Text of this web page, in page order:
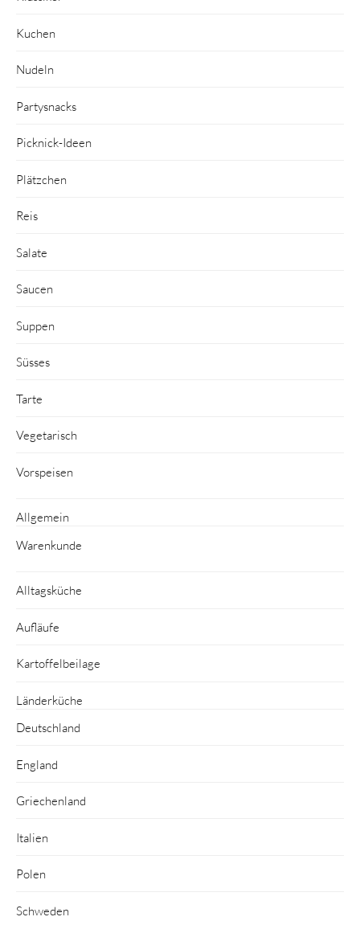
Kuchen
Nudeln
Partysnacks
Picknick-Ideen
Plätzchen
Reis
Salate
Saucen
Suppen
Süsses
Tarte
Vegetarisch
Vorspeisen
Allgemein
Warenkunde
Alltagsküche
Aufläufe
Kartoffelbeilage
Länderküche
Deutschland
England
Griechenland
Italien
Polen
Schweden